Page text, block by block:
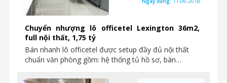
Chuyển nhượng lô officetel Lexington 36m2,
full nội thất, 1,75 tỷ
Bán nhanh lô officetel được setup đầy đủ nội thất
chuẩn văn phòng gồm: hệ thống tủ hồ sơ, bàn…